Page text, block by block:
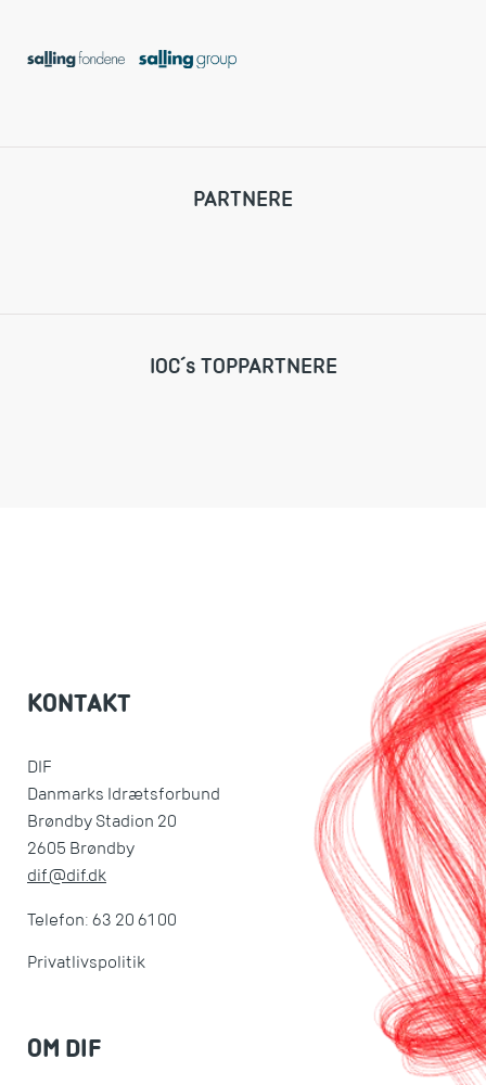
PARTNERE
IOC´s TOPPARTNERE
KONTAKT
DIF
Danmarks Idrætsforbund
Brøndby Stadion 20
2605 Brøndby
dif@dif.dk
Telefon: 63 20 61 00
Privatlivspolitik
OM DIF